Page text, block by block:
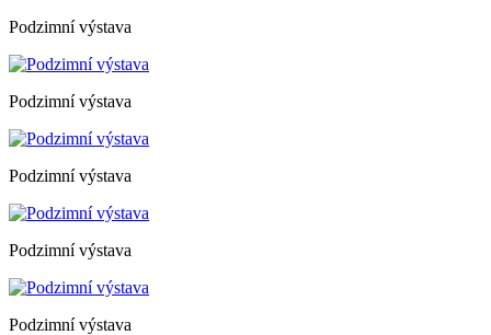
Podzimní výstava
Podzimní výstava
Podzimní výstava
Podzimní výstava
Podzimní výstava